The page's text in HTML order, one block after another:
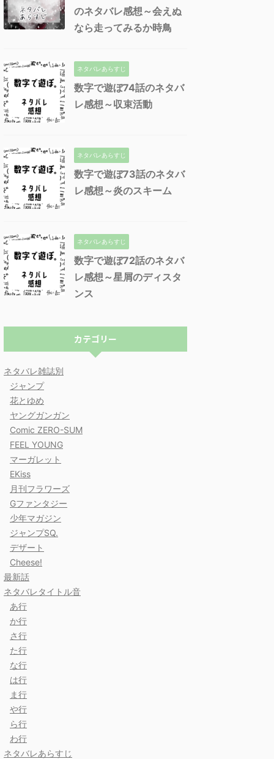
のネタバレ感想～会えぬ
なら走ってみるか時鳥
ネタバレあらすじ
数字で遊ぼ74話のネタバ
レ感想～収束活動
ネタバレあらすじ
数字で遊ぼ73話のネタバ
レ感想～炎のスキーム
ネタバレあらすじ
数字で遊ぼ72話のネタバ
レ感想～星屑のディスタ
ンス
カテゴリー
ネタバレ雑誌別
ジャンプ
花とゆめ
ヤングガンガン
Comic ZERO-SUM
FEEL YOUNG
マーガレット
EKiss
月刊フラワーズ
Gファンタジー
少年マガジン
ジャンプSQ.
デザート
Cheese!
最新話
ネタバレタイトル音
あ行
か行
さ行
た行
な行
は行
ま行
や行
ら行
わ行
ネタバレあらすじ